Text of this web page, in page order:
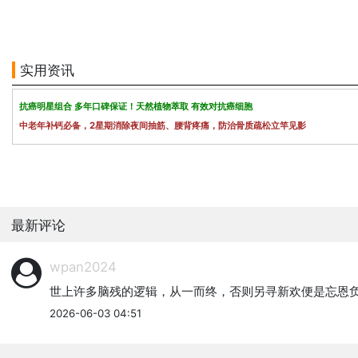
实用资讯
抗癌明星组合 多年口碑保证！天然植物萃取 有效对抗癌细胞
中老年补钙必备，2星期消除夜间抽筋、腰背疼痛，防治骨质疏松立竿见影
最新评论
wpan2024
世上许多脑残的逻辑，从一而终，否则另寻新欢便是忘恩
2026-06-03 04:51